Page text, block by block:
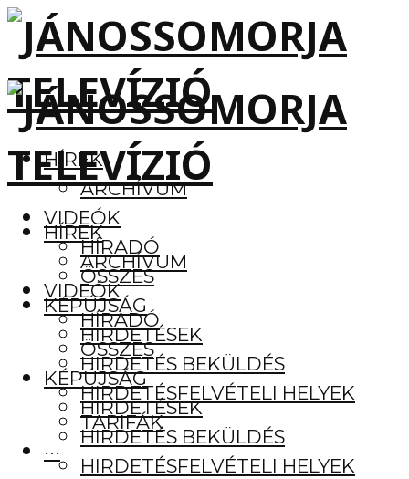
HÍREK
ARCHÍVUM
VIDEÓK
HÍRADÓ
ÖSSZES
KÉPÚJSÁG
HIRDETÉSEK
HIRDETÉS BEKÜLDÉS
HIRDETÉSFELVÉTELI HELYEK
TARIFÁK
···
HÍREK
ARCHÍVUM
VIDEÓK
HÍRADÓ
ÖSSZES
KÉPÚJSÁG
HIRDETÉSEK
HIRDETÉS BEKÜLDÉS
HIRDETÉSFELVÉTELI HELYEK